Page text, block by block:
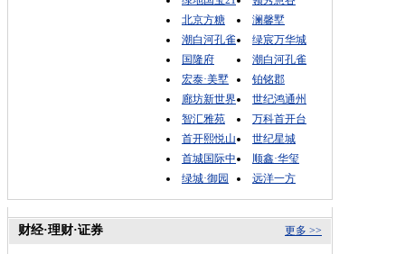
北京方糖
澜馨墅
潮白河孔雀
绿宸万华城
国隆府
潮白河孔雀
宏泰·美墅
铂铭郡
廊坊新世界
世纪鸿通州
智汇雅苑
万科首开台
首开熙悦山
世纪星城
首城国际中
顺鑫·华玺
绿城·御园
远洋一方
更多 >>
财经·理财·证券